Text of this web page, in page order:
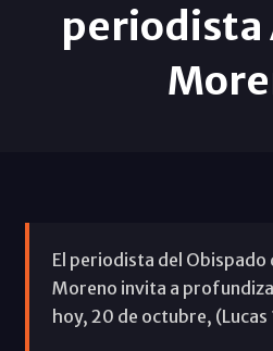
periodista
El periodista del Obispado
Moreno invita a
hoy, 20 de octubre, (Lucas